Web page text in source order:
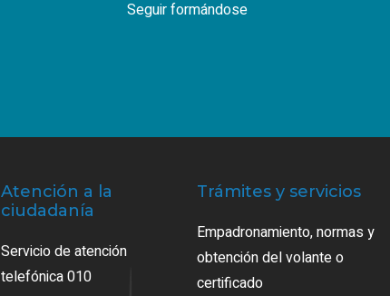
Seguir formándose
Atención a la
ciudadanía
Servicio de atención
telefónica 010
Trámites y servicios
Empadronamiento, normas y
obtención del volante o
certificado